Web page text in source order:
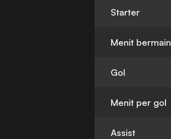
Starter
Menit bermain
Gol
Menit per gol
Assist